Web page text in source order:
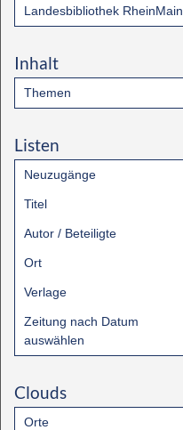
Landesbibliothek RheinMain
Inhalt
Themen
Listen
Neuzugänge
Titel
Autor / Beteiligte
Ort
Verlage
Zeitung nach Datum
auswählen
Clouds
Orte